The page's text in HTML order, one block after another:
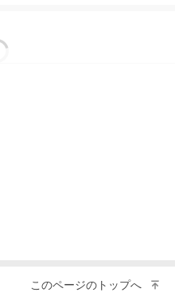
このページのトップへ